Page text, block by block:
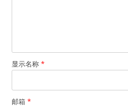
显示名称 *
邮箱 *